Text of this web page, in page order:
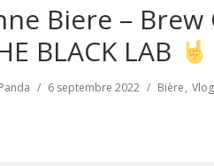
Biere – Brew
BLACK LAB
6 septembre 2022 Bière Vlog